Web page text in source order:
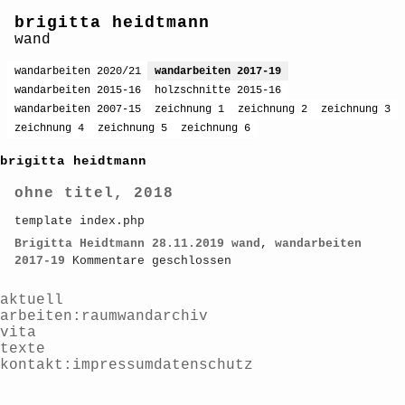
brigitta heidtmann
wand
wandarbeiten 2020/21
wandarbeiten 2017-19
wandarbeiten 2015-16
holzschnitte 2015-16
wandarbeiten 2007-15
zeichnung 1 zeichnung 2
zeichnung 3
zeichnung 4
zeichnung 5 zeichnung 6
brigitta heidtmann
ohne titel, 2018
template index.php
Brigitta Heidtmann 28.11.2019 wand , wandarbeiten
2017-19
Kommentare geschlossen
aktuell
arbeiten
raumwandarchiv
vita
texte
kontakt
impressumdatenschutz